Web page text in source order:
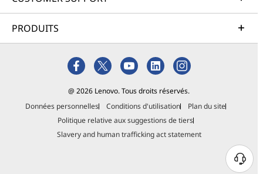
PRODUITS
@ 2026 Lenovo. Tous droits réservés.
Données personnelles
Conditions d'utilisation
Plan du site
Politique relative aux suggestions de tiers
Slavery and human trafficking act statement